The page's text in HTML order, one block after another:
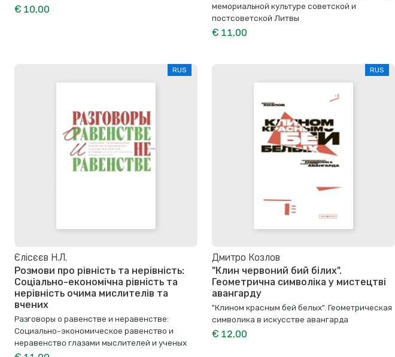
€ 10,00
мемориальной культуре советской и
постсоветской Литвы
€ 11,00
RUS
Єлісєєв Н.Л.
Розмови про рівність та нерівність:
Соціально-економічна рівність та
нерівність очима мислителів та
вчених
Разговоры о равенстве и неравенстве:
Социально-экономическое равенство и
неравенство глазами мыслителей и ученых
RUS
Дмитро Козлов
"Клин червоний бий білих".
Геометрична символіка у мистецтві
авангарду
"Клином красным бей белых". Геометрическая
символика в искусстве авангарда
€ 12,00